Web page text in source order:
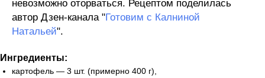
невозможно оторваться. Рецептом поделилась
автор Дзен-канала "Готовим с Калниной
Натальей".
Ингредиенты:
картофель — 3 шт. (примерно 400 г),